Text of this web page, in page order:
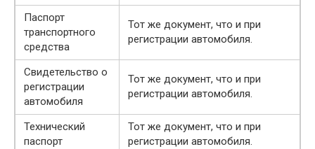
Паспорт
транспортного
средства
Тот же документ, что и при
регистрации автомобиля.
Свидетельство о
регистрации
автомобиля
Тот же документ, что и при
регистрации автомобиля.
Технический
паспорт
Тот же документ, что и при
регистрации автомобиля.